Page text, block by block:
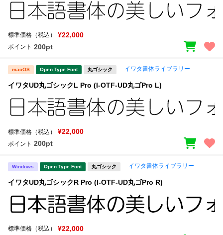
標準価格（税込） ¥22,000
ポイント 200pt
macOS Open Type Font 丸ゴシック イワタ書体ライブラリー
イワタUD丸ゴシックL Pro (I-OTF-UD丸ゴPro L)
標準価格（税込） ¥22,000
ポイント 200pt
Windows Open Type Font 丸ゴシック イワタ書体ライブラリー
イワタUD丸ゴシックR Pro (I-OTF-UD丸ゴPro R)
標準価格（税込） ¥22,000